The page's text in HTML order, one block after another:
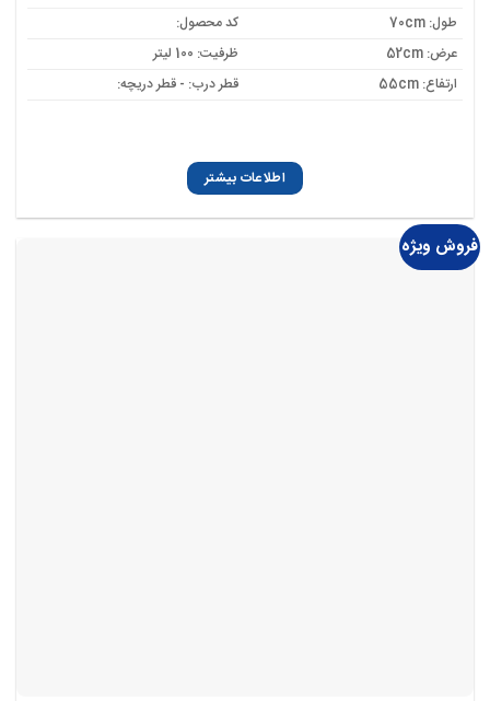
طول: 70cm
کد محصول:
عرض: 52cm
ظرفیت: 100 لیتر
ارتفاع: 55cm
قطر درب: - قطر دریچه:
اطلاعات بیشتر
فروش ویژه